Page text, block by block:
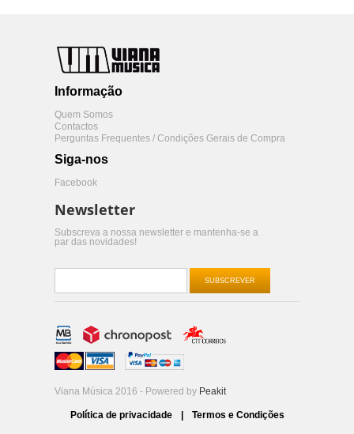
Informação
Quem Somos
Contactos
Perguntas Frequentes / Condições Gerais de Compra
Siga-nos
Facebook
Newsletter
Subscreva a nossa newsletter e mantenha-se a
par das novidades!
SUBSCREVER
Viana Música 2016 - Powered by Peakit
Política de privacidade Termos e Condições